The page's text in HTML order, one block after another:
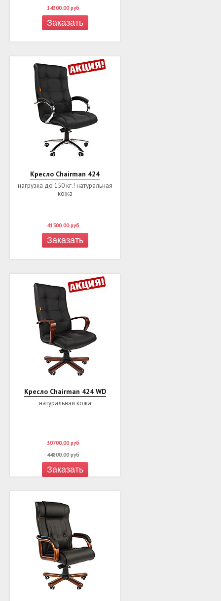
14300.00 руб
Заказать
Кресло Chairman 424
нагрузка до 150 кг.! натуральная
кожа
41500.00 руб
Заказать
Кресло Chairman 424 WD
натуральная кожа
30700.00 руб
44800.00 руб
Заказать